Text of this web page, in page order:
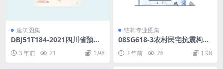
建筑图集
DBJ51T184-2021四川省预成
孔植桩技术标准附：条文说明
(23.06MB)b25dc6ac84f6c24
3 年前 21 1.98
结构专业图集
08SG618-3农村民宅抗震构造
3 年前 28 1.98